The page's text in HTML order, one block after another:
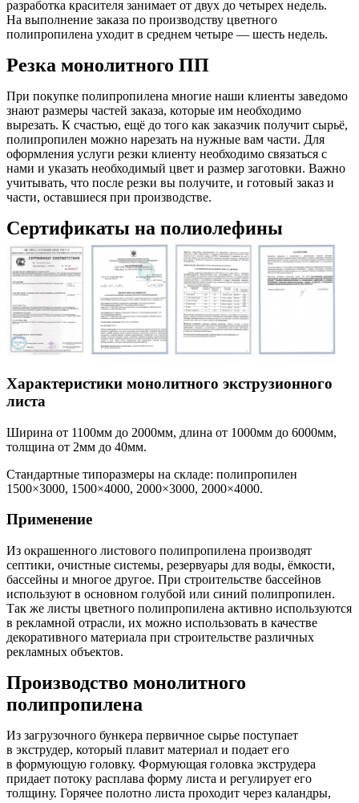
разработка красителя занимает от двух до четырех недель.
На выполнение заказа по производству цветного
полипропилена уходит в среднем четыре — шесть недель.
Резка монолитного ПП
При покупке полипропилена многие наши клиенты заведомо
знают размеры частей заказа, которые им необходимо
вырезать. К счастью, ещё до того как заказчик получит сырьё,
полипропилен можно нарезать на нужные вам части. Для
оформления услуги резки клиенту необходимо связаться с
нами и указать необходимый цвет и размер заготовки. Важно
учитывать, что после резки вы получите, и готовый заказ и
части, оставшиеся при производстве.
Сертификаты на полиолефины
Характеристики монолитного экструзионного
листа
Ширина от 1100мм до 2000мм, длина от 1000мм до 6000мм,
толщина от 2мм до 40мм.
Стандартные типоразмеры на складе: полипропилен
1500×3000, 1500×4000, 2000×3000, 2000×4000.
Применение
Из окрашенного листового полипропилена производят
септики, очистные системы, резервуары для воды, ёмкости,
бассейны и многое другое. При строительстве бассейнов
используют в основном голубой или синий полипропилен.
Так же листы цветного полипропилена активно используются
в рекламной отрасли, их можно использовать в качестве
декоративного материала при строительстве различных
рекламных объектов.
Производство монолитного
полипропилена
Из загрузочного бункера первичное сырье поступает
в экструдер, который плавит материал и подает его
в формующую головку. Формующая головка экструдера
придает потоку расплава форму листа и регулирует его
толщину. Горячее полотно листа проходит через каландры,